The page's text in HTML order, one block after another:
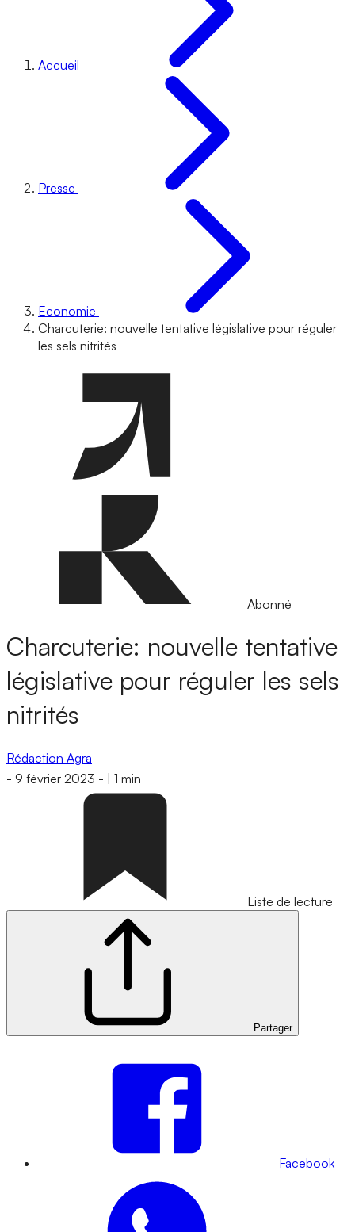
Accueil
Presse
Economie
Charcuterie: nouvelle tentative législative pour réguler
les sels nitrités
Abonné
Charcuterie: nouvelle tentative
législative pour réguler les sels
nitrités
Rédaction Agra
- 9 février 2023 - 1 min
Liste de lecture
Partager
Facebook